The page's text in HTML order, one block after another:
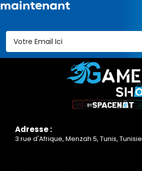
maintenant
Adresse :
3 rue d'Afrique, Menzah 5, Tunis, Tunisie